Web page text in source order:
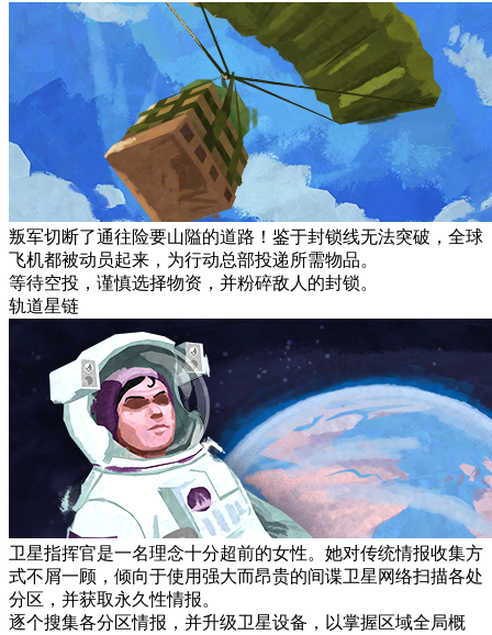
叛军切断了通往险要山隘的道路！鉴于封锁线无法突破，全球
飞机都被动员起来，为行动总部投递所需物品。
等待空投，谨慎选择物资，并粉碎敌人的封锁。
轨道星链
卫星指挥官是一名理念十分超前的女性。她对传统情报收集方
式不屑一顾，倾向于使用强大而昂贵的间谍卫星网络扫描各处
分区，并获取永久性情报。
逐个搜集各分区情报，并升级卫星设备，以掌握区域全局概